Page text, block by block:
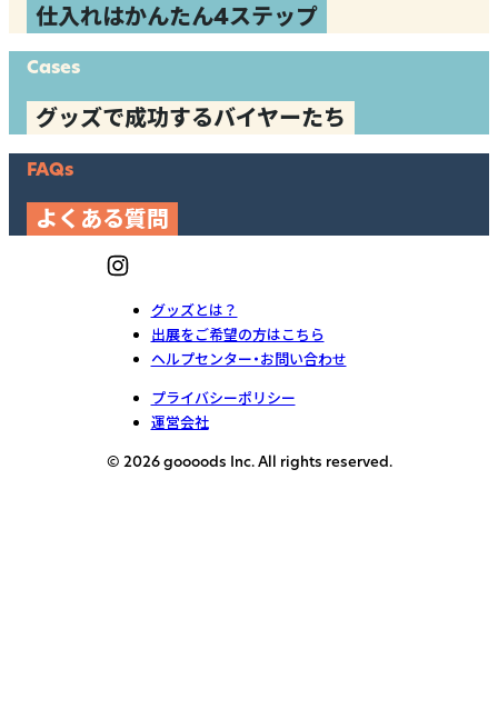
仕入れはかんたん4ステップ
Cases
グッズで成功するバイヤーたち
FAQs
よくある質問
グッズとは？
出展をご希望の方はこちら
ヘルプセンター・お問い合わせ
プライバシーポリシー
運営会社
© 2026 goooods Inc. All rights reserved.